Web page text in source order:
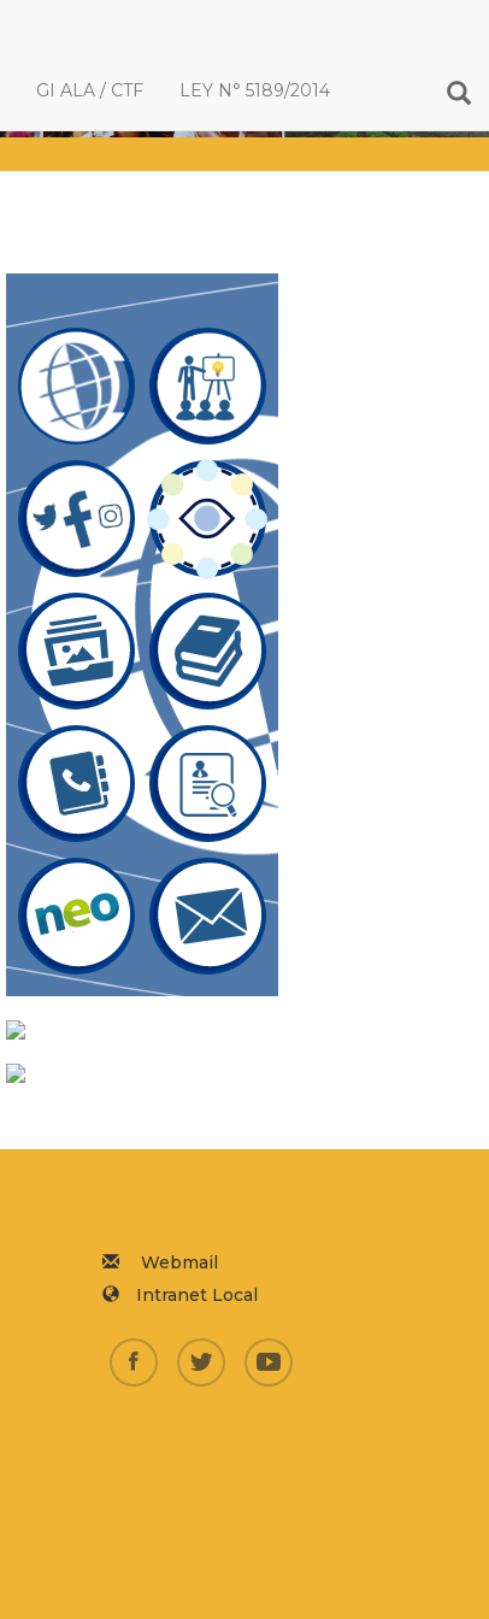
GI ALA / CTF LEY N° 5189/2014
Webmail
Intranet Local